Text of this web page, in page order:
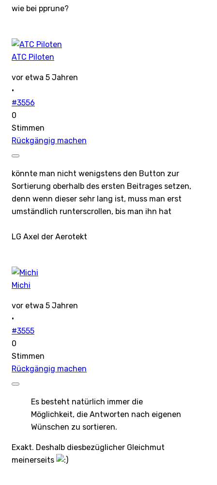
wie bei pprune?
ATC Piloten
vor etwa 5 Jahren
·
#3556
0
Stimmen
Rückgängig machen
könnte man nicht wenigstens den Button zur
Sortierung oberhalb des ersten Beitrages setzen,
denn wenn dieser sehr lang ist, muss man erst
umständlich runterscrollen, bis man ihn hat
LG Axel der Aerotekt
Michi
vor etwa 5 Jahren
·
#3555
0
Stimmen
Rückgängig machen
Es besteht natürlich immer die
Möglichkeit, die Antworten nach eigenen
Wünschen zu sortieren.
Exakt. Deshalb diesbezüglicher Gleichmut
meinerseits